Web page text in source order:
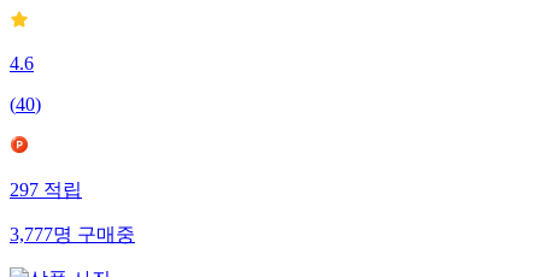
4.6
(40)
297적립
3,777명구매중